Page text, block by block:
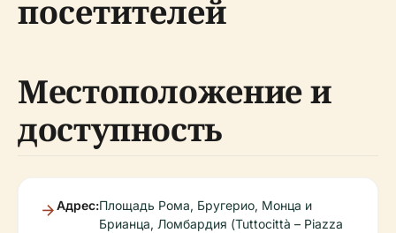
посетителей
Местоположение и
доступность
Адрес:Площадь Рома, Бругерио, Монца и
Брианца, Ломбардия (Tuttocittà – Piazza